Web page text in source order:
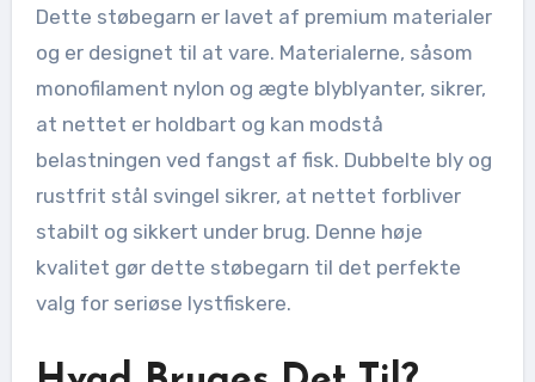
Dette støbegarn er lavet af premium materialer
og er designet til at vare. Materialerne, såsom
monofilament nylon og ægte blyblyanter, sikrer,
at nettet er holdbart og kan modstå
belastningen ved fangst af fisk. Dubbelte bly og
rustfrit stål svingel sikrer, at nettet forbliver
stabilt og sikkert under brug. Denne høje
kvalitet gør dette støbegarn til det perfekte
valg for seriøse lystfiskere.